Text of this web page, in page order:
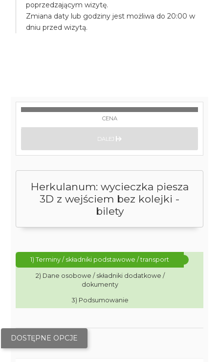
poprzedzającym wizytę.
Zmiana daty lub godziny jest możliwa do 20:00 w
dniu przed wizytą.
Herkulanum: wycieczka piesza
3D z wejściem bez kolejki -
bilety
1) Terminy / składniki podstawowe / transport
2) Dane osobowe / składniki dodatkowe /
dokumenty
3) Podsumowanie
DOSTĘPNE OPCJE
CENA
DALEJ